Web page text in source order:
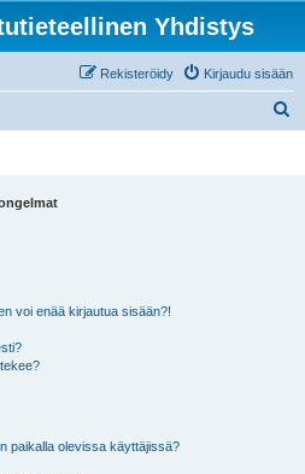
Yhdistys
Kirjaudu sisään
Rekisteröidy
voi enää kirjautua sisään?!
paikalla olevissa käyttäjissä?